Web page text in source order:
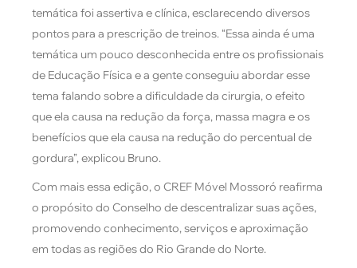
temática foi assertiva e clínica, esclarecendo diversos
pontos para a prescrição de treinos. “Essa ainda é uma
temática um pouco desconhecida entre os profissionais
de Educação Física e a gente conseguiu abordar esse
tema falando sobre a dificuldade da cirurgia, o efeito
que ela causa na redução da força, massa magra e os
benefícios que ela causa na redução do percentual de
gordura”, explicou Bruno.
Com mais essa edição, o CREF Móvel Mossoró reafirma
o propósito do Conselho de descentralizar suas ações,
promovendo conhecimento, serviços e aproximação
em todas as regiões do Rio Grande do Norte.